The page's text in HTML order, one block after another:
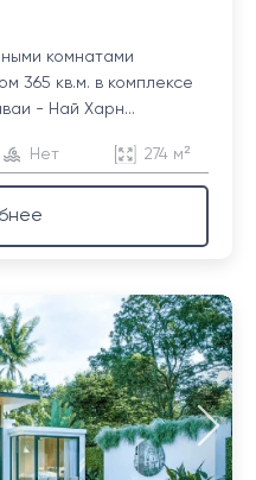
комнатами
365 кв.м. в комплексе
- Най Харн...
Нет 274 м²